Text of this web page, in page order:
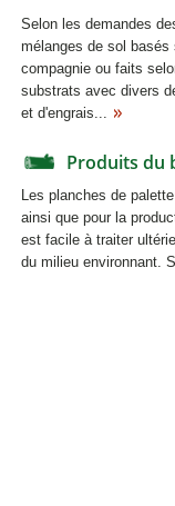
Selon les demandes
mélanges de sol
compagnie ou faits
substrats avec divers
et d'engrais...
Produits du
Les planches de
ainsi que pour la
est facile à traiter
du milieu environnant.